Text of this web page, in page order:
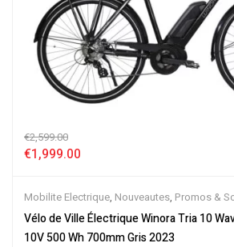
€2,599.00
€1,999.00
Mobilite Electrique, Nouveautes, Promos &
ville,Velos Electriques
Vélo de Ville Électrique Winora Tria 10
10V 500 Wh 700mm Gris 2023